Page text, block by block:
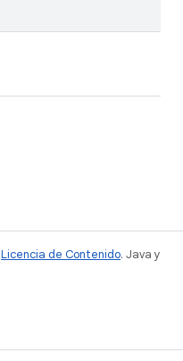
Licencia de Contenido. Java y